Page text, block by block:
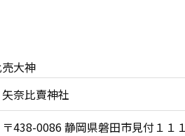
大神
矢奈比賣神社
〒438-0086 静岡県磐田市見付１１